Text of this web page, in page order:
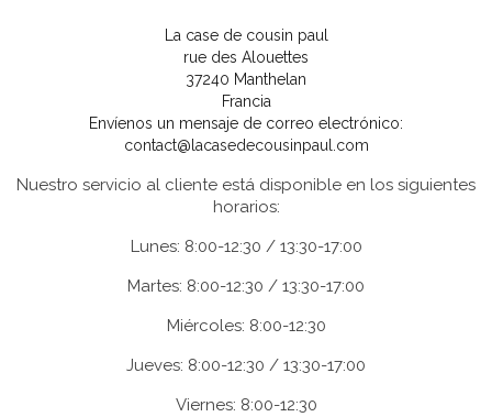
La case de cousin paul
rue des Alouettes
37240 Manthelan
Francia
Envíenos un mensaje de correo electrónico:
contact@lacasedecousinpaul.com
Nuestro servicio al cliente está disponible en los siguientes
horarios:
Lunes: 8:00-12:30 / 13:30-17:00
Martes: 8:00-12:30 / 13:30-17:00
Miércoles: 8:00-12:30
Jueves: 8:00-12:30 / 13:30-17:00
Viernes: 8:00-12:30